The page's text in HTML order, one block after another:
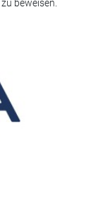
beweisen.